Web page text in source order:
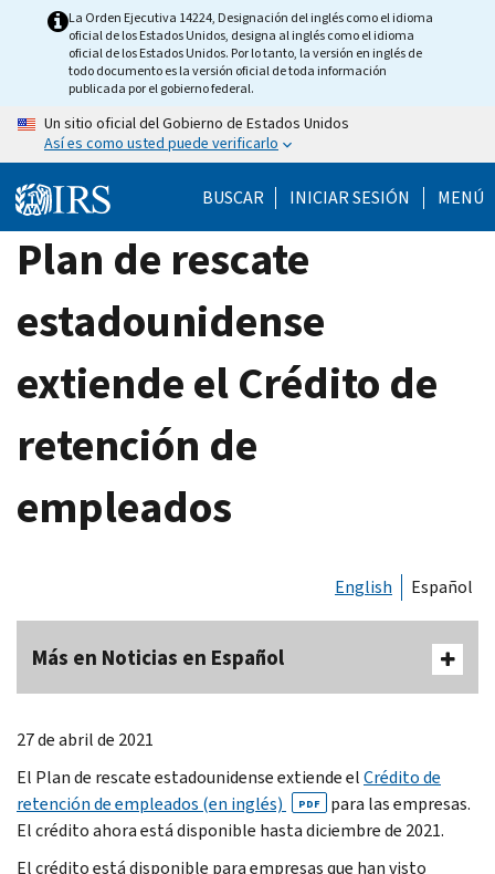
La Orden Ejecutiva 14224, Designación del inglés como el idioma
oficial de los Estados Unidos, designa al inglés como el idioma
oficial de los Estados Unidos. Por lo tanto, la versión en inglés de
todo documento es la versión oficial de toda información
publicada por el gobierno federal.
Un sitio oficial del Gobierno de Estados Unidos
Así es como usted puede verificarlo
BUSCAR INICIAR SESIÓN MENÚ
Plan de rescate
estadounidense
extiende el Crédito de
retención de
empleados
English Español
Más en Noticias en Español
27 de abril de 2021
El Plan de rescate estadounidense extiende elCrédito de
retención de empleados (en inglés)
PDF
para las empresas.
El crédito ahora está disponible hasta diciembre de 2021.
El crédito está disponible para empresas que han visto